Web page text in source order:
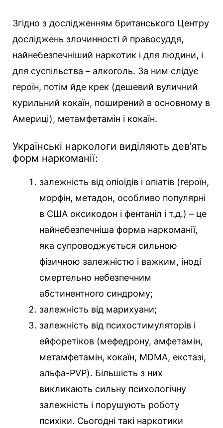
Згідно з дослідженням британського Центру
досліджень злочинності й правосуддя,
найнебезпечніший наркотик і для людини, і
для суспільства – алкоголь. За ним слідує
героїн, потім йде крек (дешевий вуличний
курильний кокаїн, поширений в основному в
Америці), метамфетамін і кокаїн.
Українські наркологи виділяють дев’ять
форм наркоманії:
залежність від опіоїдів і опіатів (героїн,
морфін, метадон, особливо популярні
в США оксикодон і фентаніл і т.д.) – це
найнебезпечніша форма наркоманії,
яка супроводжується сильною
фізичною залежністю і важким, іноді
смертельно небезпечним
абстинентного синдрому;
залежність від марихуани;
залежність від психостимуляторів і
ейфоретіков (мефедрону, амфетамін,
метамфетамін, кокаїн, MDMA, екстазі,
альфа-PVP). Більшість з них
викликають сильну психологічну
залежність і порушують роботу
психіки. Сьогодні такі наркотики